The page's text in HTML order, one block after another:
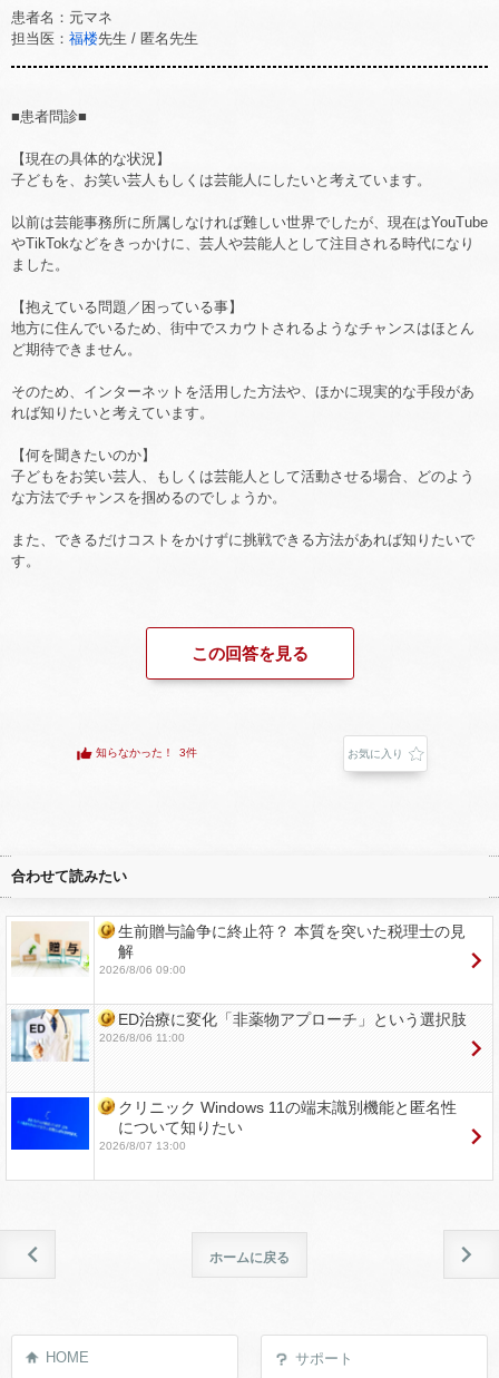
患者名：元マネ
担当医： 福楼先生 / 匿名先生
■患者問診■
【現在の具体的な状況】
子どもを、お笑い芸人もしくは芸能人にしたいと考えています。
以前は芸能事務所に所属しなければ難しい世界でしたが、現在はYouTube
やTikTokなどをきっかけに、芸人や芸能人として注目される時代になり
ました。
【抱えている問題／困っている事】
地方に住んでいるため、街中でスカウトされるようなチャンスはほとん
ど期待できません。
そのため、インターネットを活用した方法や、ほかに現実的な手段があ
れば知りたいと考えています。
【何を聞きたいのか】
子どもをお笑い芸人、もしくは芸能人として活動させる場合、どのよう
な方法でチャンスを掴めるのでしょうか。
また、できるだけコストをかけずに挑戦できる方法があれば知りたいで
す。
この回答を見る
知らなかった！ 3件 お気に入り
合わせて読みたい
生前贈与論争に終止符？ 本質を突いた税理士の見
解
2026/8/06 09:00
ED治療に変化「非薬物アプローチ」という選択肢
2026/8/06 11:00
クリニック Windows 11の端末識別機能と匿名性
について知りたい
2026/8/07 13:00
ホームに戻る
HOME サポート